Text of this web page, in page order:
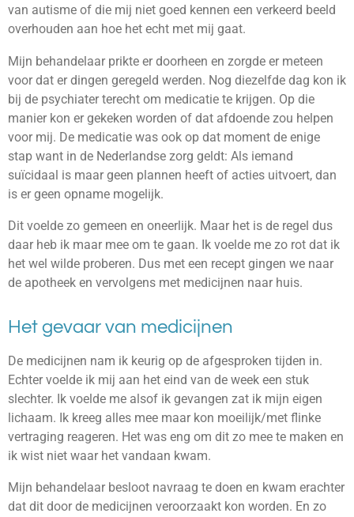
van autisme of die mij niet goed kennen een verkeerd beeld
overhouden aan hoe het echt met mij gaat.
Mijn behandelaar prikte er doorheen en zorgde er meteen
voor dat er dingen geregeld werden. Nog diezelfde dag kon ik
bij de psychiater terecht om medicatie te krijgen. Op die
manier kon er gekeken worden of dat afdoende zou helpen
voor mij. De medicatie was ook op dat moment de enige
stap want in de Nederlandse zorg geldt: Als iemand
suïcidaal is maar geen plannen heeft of acties uitvoert, dan
is er geen opname mogelijk.
Dit voelde zo gemeen en oneerlijk. Maar het is de regel dus
daar heb ik maar mee om te gaan. Ik voelde me zo rot dat ik
het wel wilde proberen. Dus met een recept gingen we naar
de apotheek en vervolgens met medicijnen naar huis.
Het gevaar van medicijnen
De medicijnen nam ik keurig op de afgesproken tijden in.
Echter voelde ik mij aan het eind van de week een stuk
slechter. Ik voelde me alsof ik gevangen zat ik mijn eigen
lichaam. Ik kreeg alles mee maar kon moeilijk/met flinke
vertraging reageren. Het was eng om dit zo mee te maken en
ik wist niet waar het vandaan kwam.
Mijn behandelaar besloot navraag te doen en kwam erachter
dat dit door de medicijnen veroorzaakt kon worden. En zo